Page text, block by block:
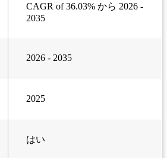
CAGR of 36.03% から 2026 -
2035
2026 - 2035
2025
はい